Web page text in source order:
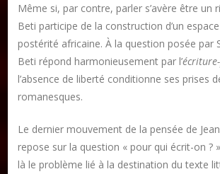
Même si, par contre, parler s’avère être un
Beti participe de la construction d’un
postérité africaine. À la question posée par
Beti répond harmonieusement par l’
l’absence de liberté conditionne ses prises
romanesques.
Le dernier mouvement de la pensée de
repose sur la question « pour qui écrit-on ?
là le problème lié à la destination du texte